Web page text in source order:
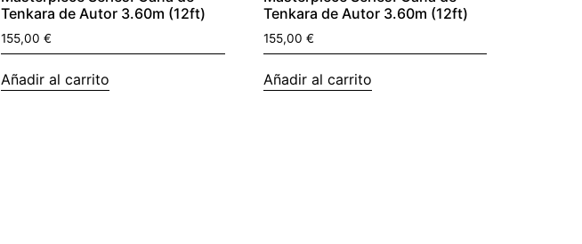
Tenkara de Autor 3.60m (12ft)
155,00€
Añadir al carrito
Tenkara de Autor 3.60m (12ft)
155,00€
Añadir al carrito